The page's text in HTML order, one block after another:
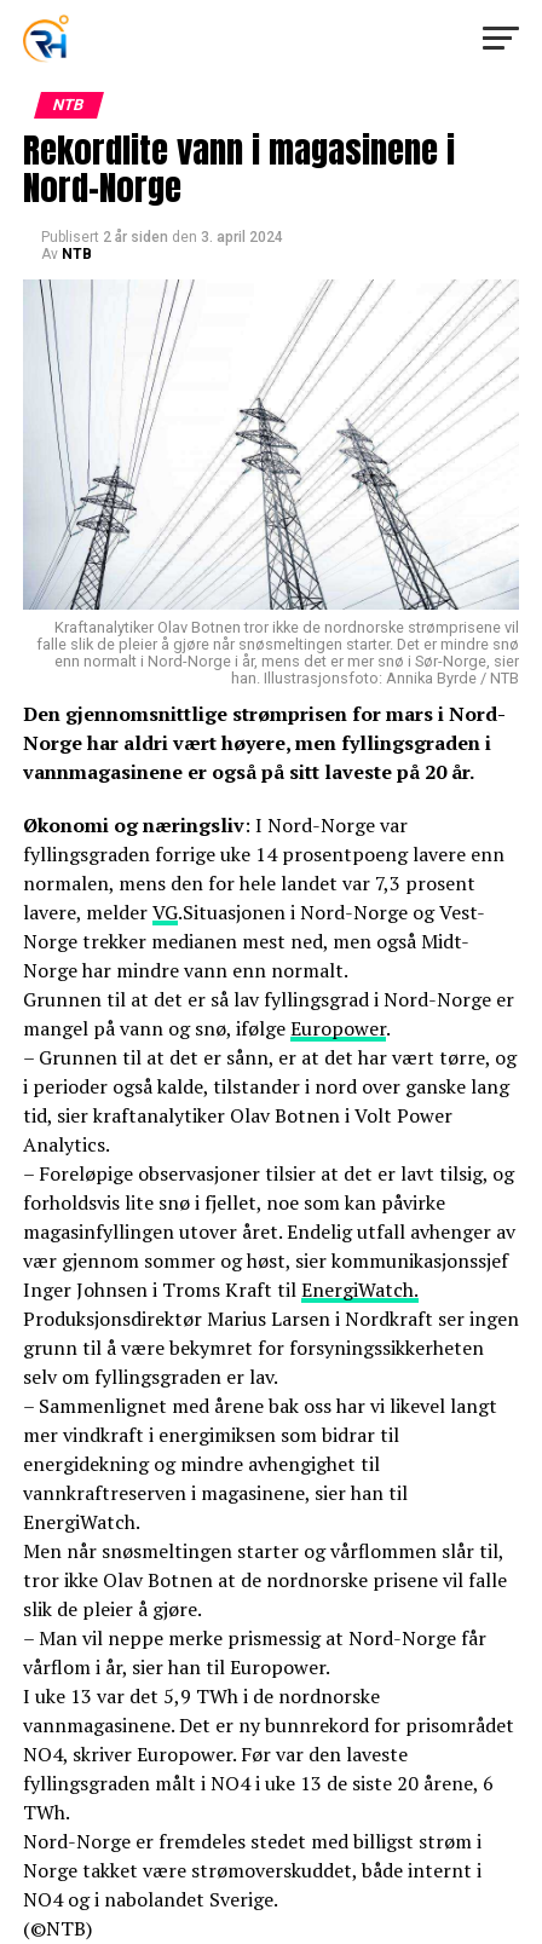
NTB
Rekordlite vann i magasinene i
Nord-Norge
Publisert 2 år siden den 3. april 2024
Av NTB
Kraftanalytiker Olav Botnen tror ikke de nordnorske strømprisene vil
falle slik de pleier å gjøre når snøsmeltingen starter. Det er mindre snø
enn normalt i Nord-Norge i år, mens det er mer snø i Sør-Norge, sier
han. Illustrasjonsfoto: Annika Byrde / NTB
Den gjennomsnittlige strømprisen for mars i Nord-
Norge har aldri vært høyere, men fyllingsgraden i
vannmagasinene er også på sitt laveste på 20 år.
Økonomi og næringsliv: I Nord-Norge var
fyllingsgraden forrige uke 14 prosentpoeng lavere enn
normalen, mens den for hele landet var 7,3 prosent
lavere, melderVG.Situasjonen i Nord-Norge og Vest-
Norge trekker medianen mest ned, men også Midt-
Norge har mindre vann enn normalt.
Grunnen til at det er så lav fyllingsgrad i Nord-Norge er
mangel på vann og snø, ifølgeEuropower.
– Grunnen til at det er sånn, er at det har vært tørre, og
i perioder også kalde, tilstander i nord over ganske lang
tid, sier kraftanalytiker Olav Botnen i Volt Power
Analytics.
– Foreløpige observasjoner tilsier at det er lavt tilsig, og
forholdsvis lite snø i fjellet, noe som kan påvirke
magasinfyllingen utover året. Endelig utfall avhenger av
vær gjennom sommer og høst, sier kommunikasjonssjef
Inger Johnsen i Troms Kraft tilEnergiWatch.
Produksjonsdirektør Marius Larsen i Nordkraft ser ingen
grunn til å være bekymret for forsyningssikkerheten
selv om fyllingsgraden er lav.
– Sammenlignet med årene bak oss har vi likevel langt
mer vindkraft i energimiksen som bidrar til
energidekning og mindre avhengighet til
vannkraftreserven i magasinene, sier han til
EnergiWatch.
Men når snøsmeltingen starter og vårflommen slår til,
tror ikke Olav Botnen at de nordnorske prisene vil falle
slik de pleier å gjøre.
– Man vil neppe merke prismessig at Nord-Norge får
vårflom i år, sier han til Europower.
I uke 13 var det 5,9 TWh i de nordnorske
vannmagasinene. Det er ny bunnrekord for prisområdet
NO4, skriver Europower. Før var den laveste
fyllingsgraden målt i NO4 i uke 13 de siste 20 årene, 6
TWh.
Nord-Norge er fremdeles stedet med billigst strøm i
Norge takket være strømoverskuddet, både internt i
NO4 og i nabolandet Sverige.
(©NTB)